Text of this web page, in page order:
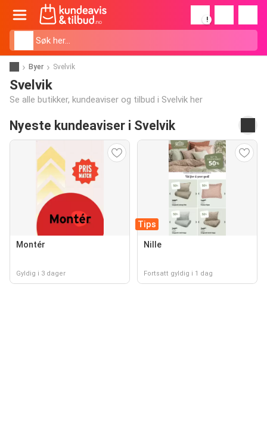
!
Byer Svelvik
Svelvik
Se alle butikker, kundeaviser og tilbud i Svelvik her
Nyeste kundeaviser i Svelvik
Montér
Gyldig i 3 dager
Tips
Nille
Fortsatt gyldig i 1 dag